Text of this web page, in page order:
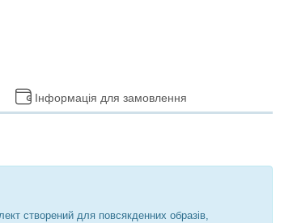
Інформація для замовлення
створений для повсякденних образів,